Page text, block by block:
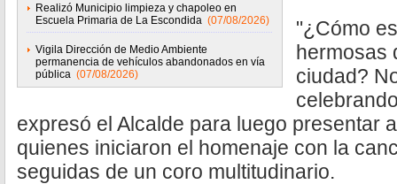
Realizó Municipio limpieza y chapoleo en
Escuela Primaria de La Escondida (07/08/2026)
Vigila Dirección de Medio Ambiente
permanencia de vehículos abandonados en vía
pública (07/08/2026)
"¿Cómo
hermosas
ciudad?
expresó el Alcalde para luego presentar
quienes iniciaron el homenaje con la
seguidas de un coro multitudinario.